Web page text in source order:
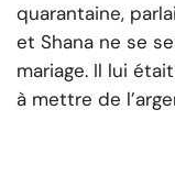
quarantaine,
et Shana ne se
mariage. Il lui
à mettre de